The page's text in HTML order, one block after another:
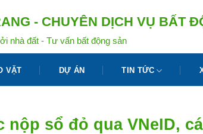
- CHUYÊN DỊCH VỤ BẤT
nhà đất - Tư vấn bất động sản
VẶT DỰ ÁN TIN TỨC
sổ đỏ qua VNeID,